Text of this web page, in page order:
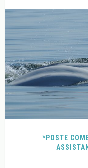
*POSTE